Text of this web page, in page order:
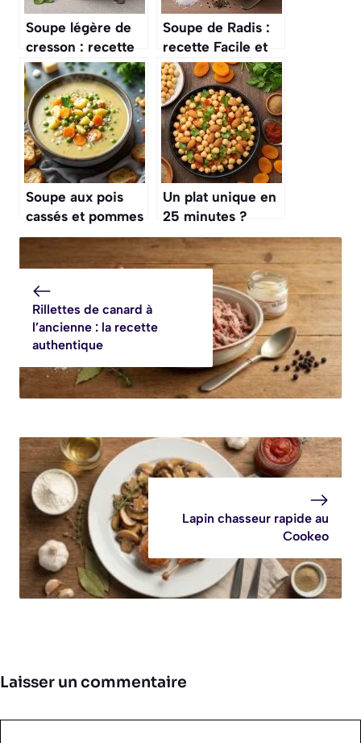
Soupe légère de
cresson : recette
facile et
savoureuse
Soupe de Radis :
recette Facile et
Savoureuse
Soupe aux pois
cassés et pommes
de terre : recette
Un plat unique en
25 minutes ?
Cette salade de
pois chiches à la
marocaine, pleine
d’épices
Rillettes de canard à
l’ancienne : la recette
authentique
Lapin chasseur rapide au
Cookeo
Laisser un commentaire